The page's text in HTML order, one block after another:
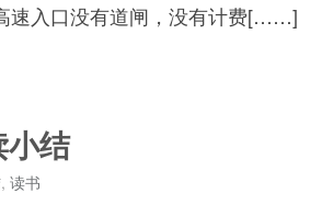
速入口没有道闸，没有计费[……]
小结
, 读书